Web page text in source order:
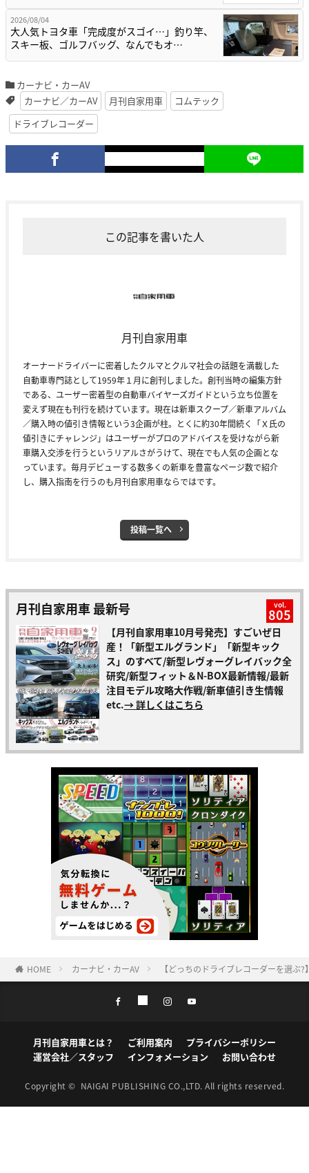
2026/08/04
大人気トヨタ車「完成度がスゴイ…」釣り竿、
スキー板、ゴルフバッグ、なんでもオ…
カーナビ・カーAV
カーナビ／カーAV
月刊自家用車
コムテック
ドライブレコーダー
この記事を書いた人
月刊自家用車
オーナードライバーに密着したクルマとクルマ社会の話題を満載した
自動車専門誌として1959年１月に創刊しました。創刊当時の編集方針
である、ユーザー密着型の自動車バイヤーズガイドという立ち位置を
変えず現在も刊行を続けています。現在は新車スクープ／新車アルバム
／購入時の値引き情報という3企画が柱。とくに約30年間続く「Ｘ氏の
値引きにチャレンジ」はユーザーがプロのアドバイスを受けながら新
車購入交渉を行うというリアルさがうけて、現在でも人気の企画とな
っています。毎月デビューする数多くの新車を豊富なページ数で紹介
し、購入指南を行うのも月刊自家用車ならではです。
投稿一覧へ
月刊自家用車 最新号 vol.
805
【月刊自家用車10月号発売】すごいぜ日
産！「新型エルグランド」「新型キック
ス」のすべて/新型レヴォーグレイバック全
研究/新型フィット＆N-BOX最新情報/最新
注目モデル攻略大作戦/新車値引き生情報
etc.→ 詳しくはこちら
HOME カーナビ・カーAV 【どっちのドライブレコーダーを選ぶ
月刊自家用車とは？ ご利用案内
プライバシーポリシー
運営会社／スタッフ
インフォメーション お問い合わせ
Copyright © NAIGAI PUBLISHING CO.,LTD. All rights reserved.